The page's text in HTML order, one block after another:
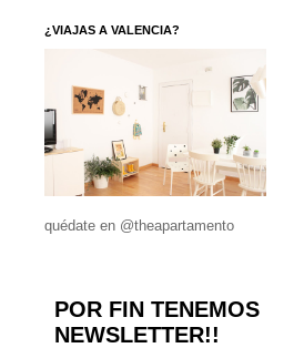
¿VIAJAS A VALENCIA?
quédate en @theapartamento
POR FIN TENEMOS
NEWSLETTER!!